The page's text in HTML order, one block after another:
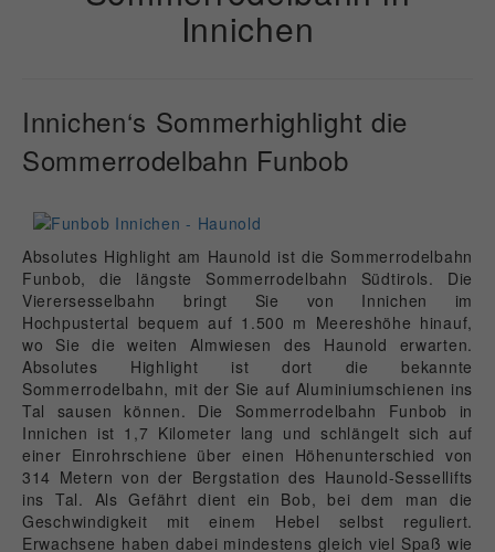
Innichen
Innichen‘s Sommerhighlight die
Sommerrodelbahn Funbob
Absolutes Highlight am Haunold ist die Sommerrodelbahn
Funbob, die längste Sommerrodelbahn Südtirols. Die
Vierersesselbahn bringt Sie von Innichen im
Hochpustertal bequem auf 1.500 m Meereshöhe hinauf,
wo Sie die weiten Almwiesen des Haunold erwarten.
Absolutes Highlight ist dort die bekannte
Sommerrodelbahn, mit der Sie auf Aluminiumschienen ins
Tal sausen können. Die Sommerrodelbahn Funbob in
Innichen ist 1,7 Kilometer lang und schlängelt sich auf
einer Einrohrschiene über einen Höhenunterschied von
314 Metern von der Bergstation des Haunold-Sessellifts
ins Tal. Als Gefährt dient ein Bob, bei dem man die
Geschwindigkeit mit einem Hebel selbst reguliert.
Erwachsene haben dabei mindestens gleich viel Spaß wie